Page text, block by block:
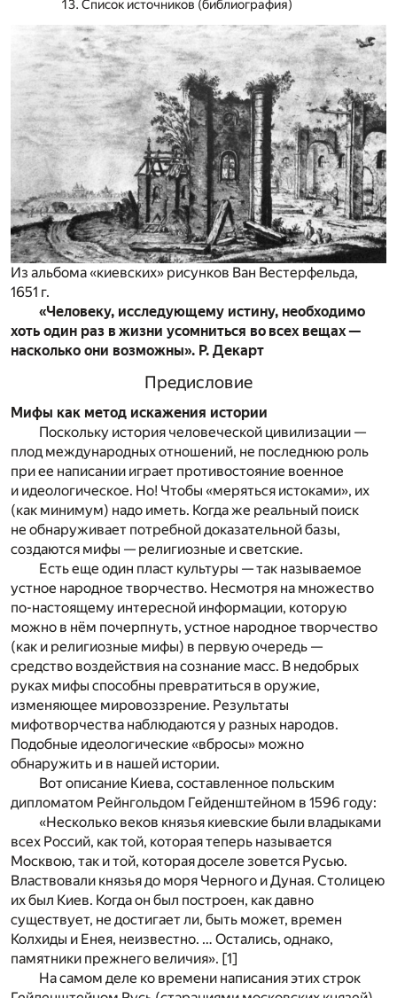
Список источников (библиография)
Из альбома «киевских» рисунков Ван Вестерфельда,
1651 г.
«Человеку, исследующему истину, необходимо
хоть один раз в жизни усомниться во всех вещах —
насколько они возможны». Р. Декарт
Предисловие
Мифы как метод искажения истории
Поскольку история человеческой цивилизации —
плод международных отношений, не последнюю роль
при ее написании играет противостояние военное
и идеологическое. Но! Чтобы «меряться истоками», их
(как минимум) надо иметь. Когда же реальный поиск
не обнаруживает потребной доказательной базы,
создаются мифы — религиозные и светские.
Есть еще один пласт культуры — так называемое
устное народное творчество. Несмотря на множество
по-настоящему интересной информации, которую
можно в нём почерпнуть, устное народное творчество
(как и религиозные мифы) в первую очередь —
средство воздействия на сознание масс. В недобрых
руках мифы способны превратиться в оружие,
изменяющее мировоззрение. Результаты
мифотворчества наблюдаются у разных народов.
Подобные идеологические «вбросы» можно
обнаружить и в нашей истории.
Вот описание Киева, составленное польским
дипломатом Рейнгольдом Гейденштейном в 1596 году:
«Несколько веков князья киевские были владыками
всех Poccий, как той, которая теперь называется
Москвою, так и той, которая доселе зовется Русью.
Властвовали князья до моря Черного и Дуная. Столицею
их был Киев. Когда он был построен, как давно
существует, не достигает ли, быть может, времен
Колхиды и Енея, неизвестно. … Остались, однако,
памятники прежнего величия». [1]
На самом деле ко времени написания этих строк